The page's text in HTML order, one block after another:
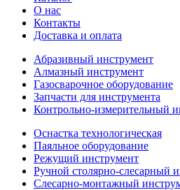
О нас
Контакты
Доставка и оплата
Абразивный инструмент
Алмазный инструмент
Газосварочное оборудование
Запчасти для инструмента
Контрольно-измерительный
Оснастка технологическая
Паяльное оборудование
Режущий инструмент
Ручной столярно-слесарный
Слесарно-монтажный